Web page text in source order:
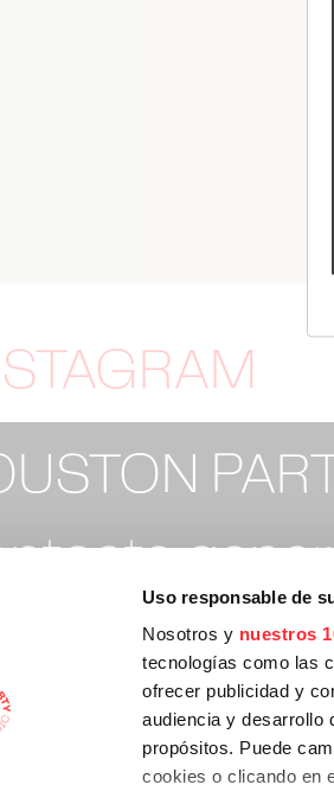
Uso responsable de
Nosotros y nuestros
tecnologías como las
ofrecer publicidad y
audiencia y desarrollo
propósitos. Puede
cookies o clicando en